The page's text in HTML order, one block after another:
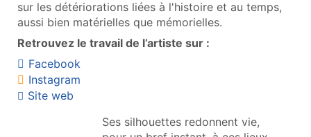
sur les détériorations liées à l'histoire et au temps,
aussi bien matérielles que mémorielles.
Retrouvez le travail de l’artiste sur :
Facebook
Instagram
Site web
Ses silhouettes redonnent vie,